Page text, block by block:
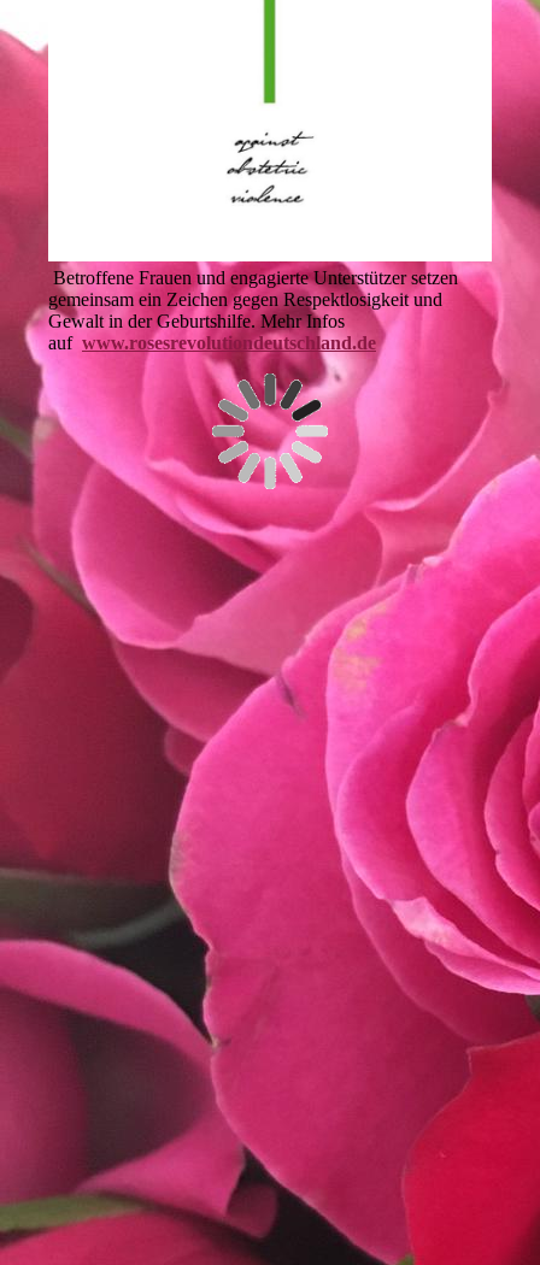
Betroffene Frauen und engagierte Unterstützer setzen
gemeinsam ein Zeichen gegen Respektlosigkeit und
Gewalt in der Geburtshilfe. Mehr Infos
auf www.rosesrevolutiondeutschland.de